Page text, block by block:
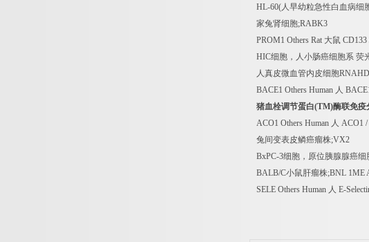
HL-60(人早幼粒急性白血病细
家兔肾细胞;RABK3
PROM1 Others Rat 大鼠 CD133
HIC细胞，人小肠癌细胞系 荧
人真皮微血管内皮细胞
BACE1 Others Human 人
猪血栓调节蛋白(TM)酶联免疫
ACO1 Others Human 人 ACO1 /
兔间变表皮鳞癌瘤株;VX2
BxPC-3细胞，原位胰腺腺癌细
BALB/C小鼠肝瘤株;BNL 1ME
SELE Others Human 人 E-